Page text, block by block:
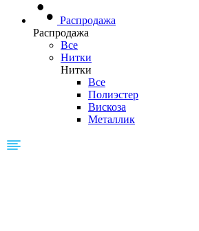
Распродажа
Распродажа
Все
Нитки
Нитки
Все
Полиэстер
Вискоза
Металлик